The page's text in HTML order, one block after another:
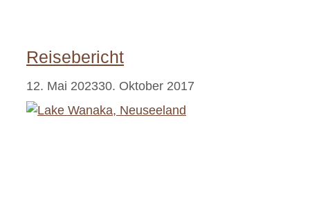
Reisebericht
12. Mai 202330. Oktober 2017